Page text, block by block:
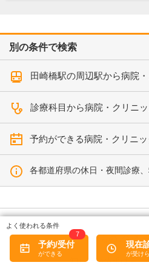
別の条件で検索
田崎橋駅の周辺駅から病院
診療科目から病院・クリニ
予約ができる病院・クリニ
各都道府県の休日・夜間診療
病院なび
からのアンケ
知りたい情報は見つ
予約/受付
7
現在